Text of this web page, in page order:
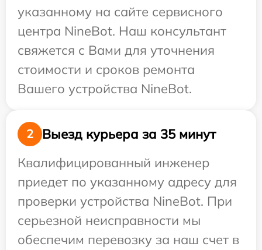
указанному на сайте сервисного
центра NineBot. Наш консультант
свяжется с Вами для уточнения
стоимости и сроков ремонта
Вашего устройства NineBot.
2
Выезд курьера за 35 минут
Квалифицированный инженер
приедет по указанному адресу для
проверки устройства NineBot. При
серьезной неисправности мы
обеспечим перевозку за наш счет в